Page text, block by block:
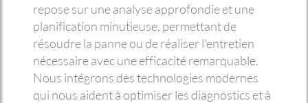
repose sur une analyse approfondie et une
planification minutieuse, permettant de
résoudre la panne ou de réaliser l'entretien
nécessaire avec une efficacité remarquable.
Nous intégrons des technologies modernes
qui nous aident à optimiser les diagnostics et à